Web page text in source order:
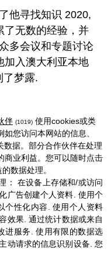
他寻找知识 2020,
了无数的经验，并
多会议和专题讨论
加入澳大利亚本地
了梦露.
伴 (1019) 使用cookies或类
您访问本网站的信息、
据。部分合作伙伴在处理
商业利益。您可以随时点击
数据处理。
：
在设备上存储和/或访问
广告创建个人资料 使用个
个性化内容
使用个人资料
效果. 通过统计数据或来自
进服务 .使用有限的数据选
动请求的信息识别设备 .您